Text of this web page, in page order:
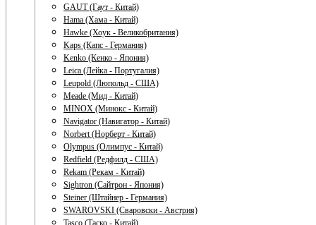
GAUT (Гаут - Китай)
Hama (Хама - Китай)
Hawke (Хоук - Великобритания)
Kaps (Капс - Германия)
Kenko (Кенко - Япония)
Leica (Лейка - Португалия)
Leupold (Люпольд - США)
Meade (Мид - Китай)
MINOX (Минокс - Китай)
Navigator (Навигатор - Китай)
Norbert (Норберт - Китай)
Olympus (Олимпус - Китай)
Redfield (Редфилд - США)
Rekam (Рекам - Китай)
Sightron (Сайтрон - Япония)
Steiner (Штайнер - Германия)
SWAROVSKI (Сваровски - Австрия)
Tasco (Таско - Китай)